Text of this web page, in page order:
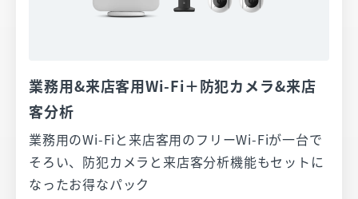
業務用&来店客用Wi-Fi＋防犯カメラ&来店
客分析
業務用のWi-Fiと来店客用のフリーWi-Fiが一台で
そろい、防犯カメラと来店客分析機能もセットに
なったお得なパック